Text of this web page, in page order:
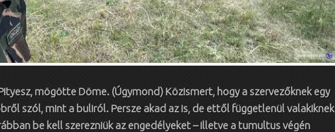
mögötte Döme. (Úgymond) Közismert, hogy a szervezőknek egy
szól, mint a buliról. Persze akad az is, de ettől függetlenül valakiknek
be kell szerezniük az engedélyeket – illetve a tumultus végén